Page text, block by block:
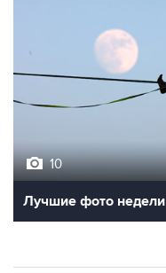
10
Лучшие фото недели